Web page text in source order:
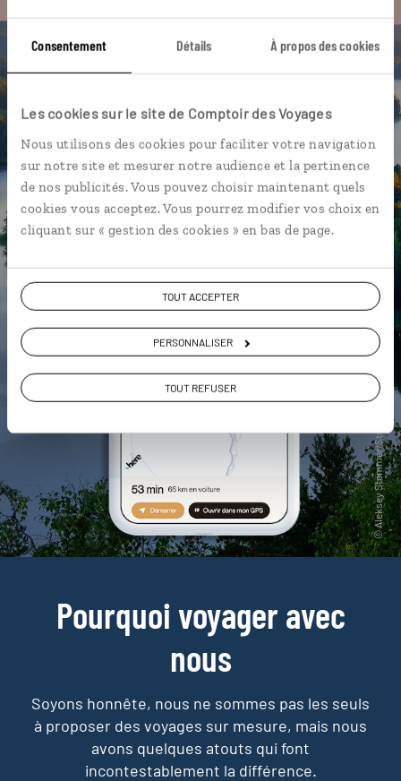
Consentement Détails À propos des cookies
Les cookies sur le site de Comptoir des Voyages
Nous utilisons des cookies pour faciliter votre navigation
sur notre site et mesurer notre audience et la pertinence
de nos publicités. Vous pouvez choisir maintenant quels
cookies vous acceptez. Vous pourrez modifier vos choix en
cliquant sur « gestion des cookies » en bas de page.
TOUT ACCEPTER
PERSONNALISER
TOUT REFUSER
vous-même
Pourquoi voyager avec
nous
Soyons honnête, nous ne sommes pas les seuls
à proposer des voyages sur mesure, mais nous
avons quelques atouts qui font
incontestablement la différence.